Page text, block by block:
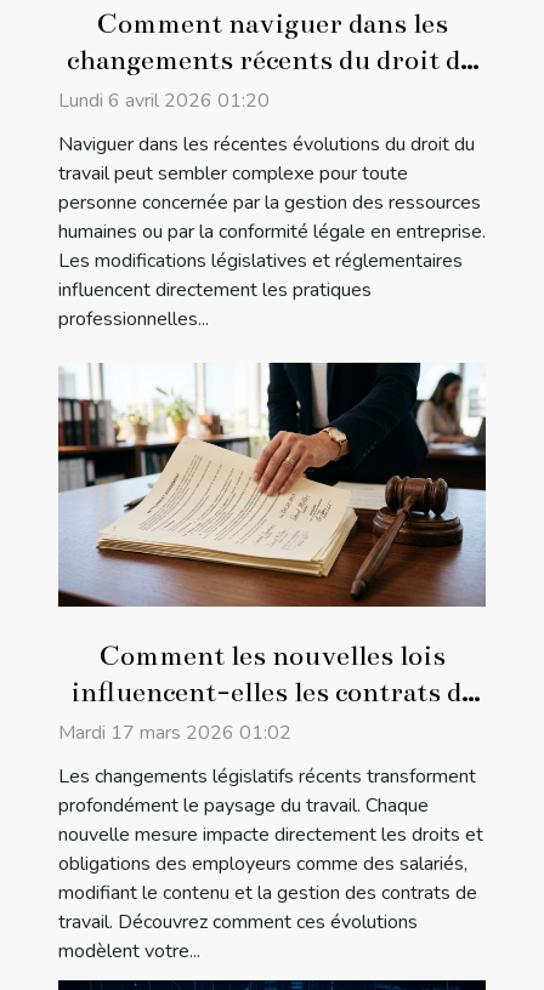
Comment naviguer dans les
changements récents du droit du
travail ?
Lundi 6 avril 2026 01:20
Naviguer dans les récentes évolutions du droit du
travail peut sembler complexe pour toute
personne concernée par la gestion des ressources
humaines ou par la conformité légale en entreprise.
Les modifications législatives et réglementaires
influencent directement les pratiques
professionnelles...
Comment les nouvelles lois
influencent-elles les contrats de
travail ?
Mardi 17 mars 2026 01:02
Les changements législatifs récents transforment
profondément le paysage du travail. Chaque
nouvelle mesure impacte directement les droits et
obligations des employeurs comme des salariés,
modifiant le contenu et la gestion des contrats de
travail. Découvrez comment ces évolutions
modèlent votre...